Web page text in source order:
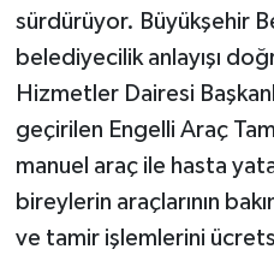
sürdürüyor. Büyükşehir
belediyecilik anlayışı
Hizmetler Dairesi
geçirilen Engelli Araç
manuel araç ile hasta
bireylerin araçlarının
ve tamir işlemlerini